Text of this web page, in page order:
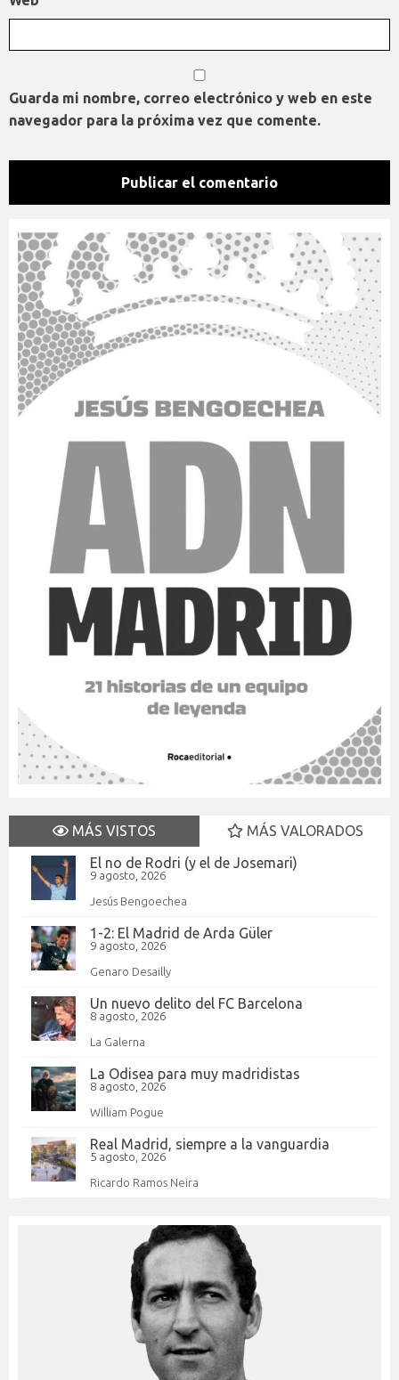
Guarda mi nombre, correo electrónico y web en este
navegador para la próxima vez que comente.
MÁS VISTOS
MÁS VALORADOS
El no de Rodri (y el de Josemari)
9 agosto, 2026
Jesús Bengoechea
1-2: El Madrid de Arda Güler
9 agosto, 2026
Genaro Desailly
Un nuevo delito del FC Barcelona
8 agosto, 2026
La Galerna
La Odisea para muy madridistas
8 agosto, 2026
William Pogue
Real Madrid, siempre a la vanguardia
5 agosto, 2026
Ricardo Ramos Neira